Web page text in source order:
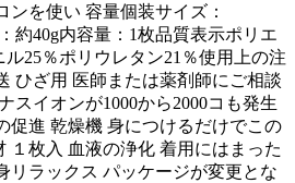
を使い 容量個装サイズ：
約40g内容量：1枚品質表示ポリエ
25％ポリウレタン21％使用上の注
ひざ用 医師または薬剤師にご相談
スイオンが1000から2000コも発生
促進 乾燥機 身につけるだけでこの
１枚入 血液の浄化 着用にはまった
リラックス パッケージが変更とな